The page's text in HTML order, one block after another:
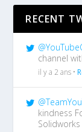
RECENT
channel
il y a 2 ans •
kindness